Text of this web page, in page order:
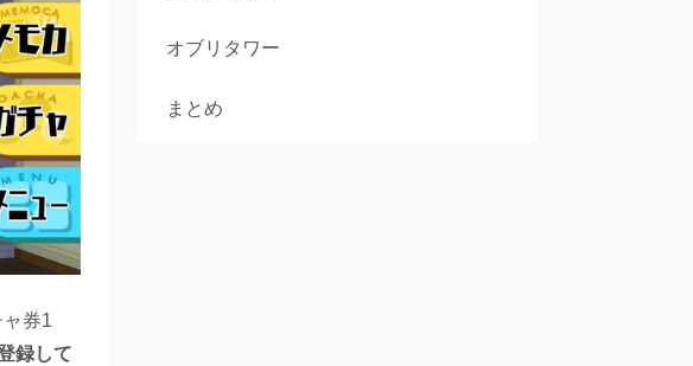
券1
録して
オブリタワー
まとめ